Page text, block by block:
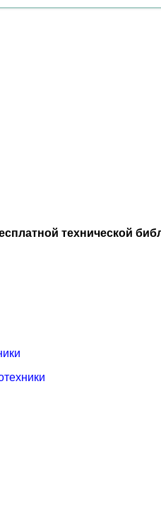
технической